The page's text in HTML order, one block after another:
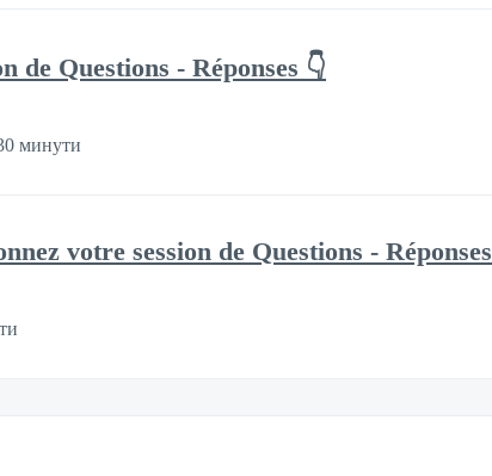
de Questions - Réponses 👇
минути
votre session de Questions - Réponses